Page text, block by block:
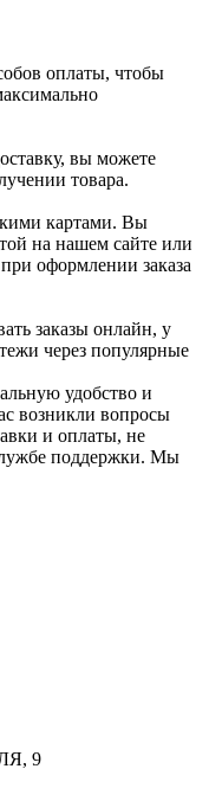
оплаты, чтобы
вы можете
товара.
картами. Вы
на нашем сайте или
оформлении заказа
заказы онлайн, у
через популярные
удобство и
возникли вопросы
и оплаты, не
поддержки. Мы
9